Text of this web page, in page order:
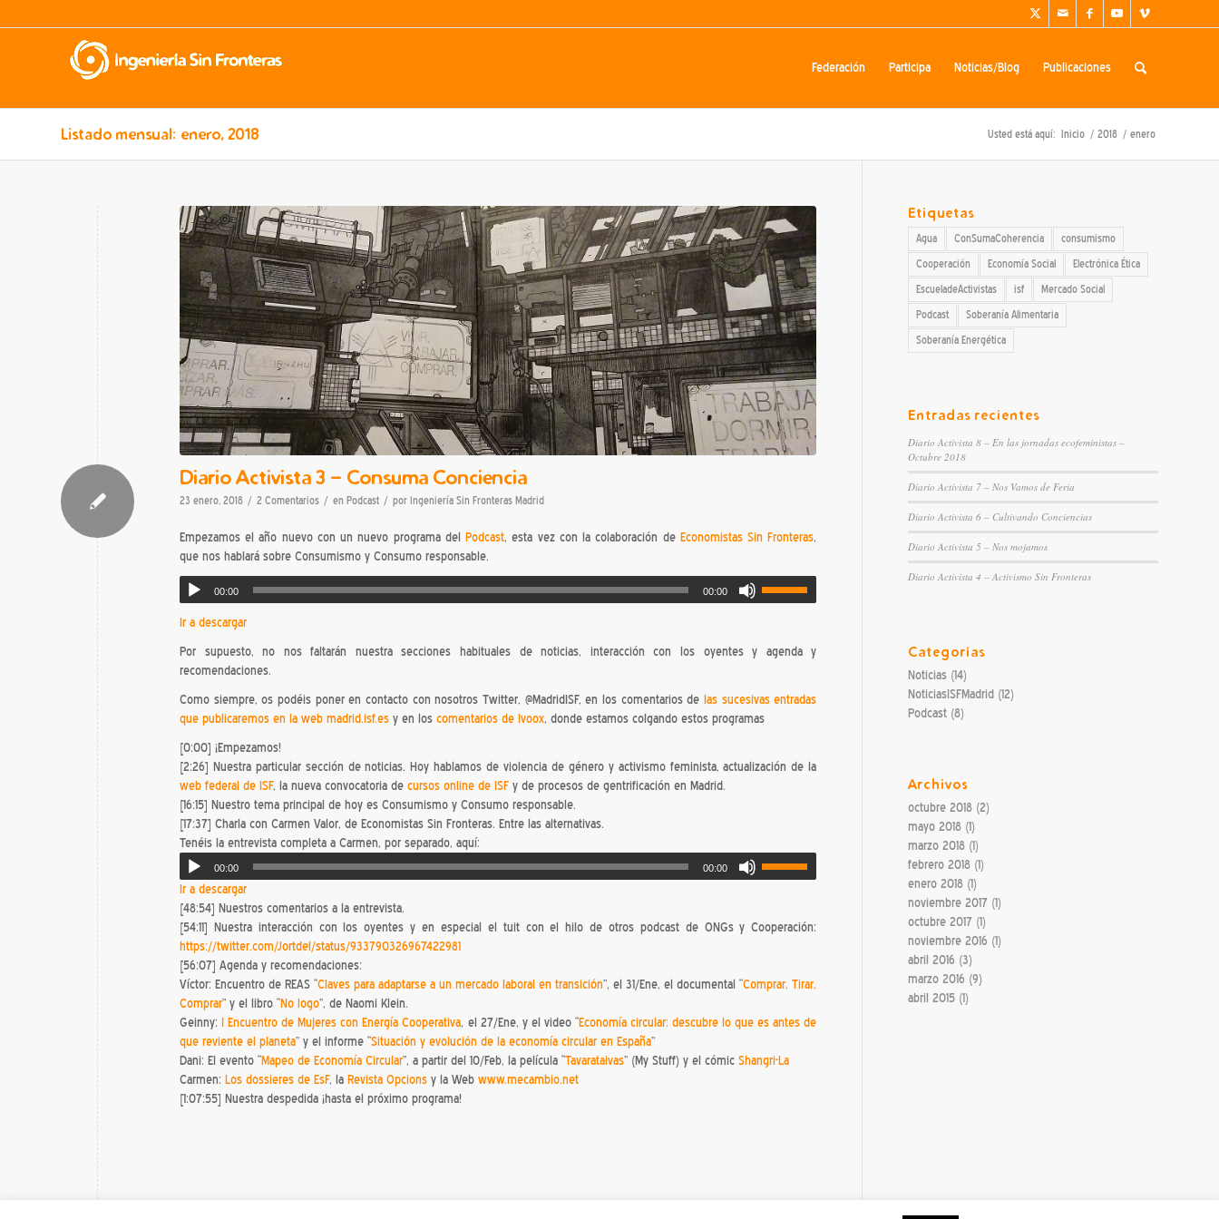
Federación Participa Noticias/Blog Publicaciones
Listado mensual: enero, 2018 Usted está aquí: Inicio / 2018 / enero
Diario Activista 3 – Consuma Conciencia
23 enero, 2018 / 2 Comentarios / en Podcast / por Ingeniería Sin Fronteras Madrid
Empezamos el año nuevo con un nuevo programa del Podcast, esta vez con la colaboración de Economistas Sin Fronteras,
que nos hablará sobre Consumismo y Consumo responsable.
00:00 00:00
Ir a descargar
Por supuesto, no nos faltarán nuestra secciones habituales de noticias, interacción con los oyentes y agenda y
recomendaciones.
Como siempre, os podéis poner en contacto con nosotros Twitter, @MadridISF, en los comentarios de las sucesivas entradas
que publicaremos en la web madrid.isf.es y en los comentarios de Ivoox, donde estamos colgando estos programas
[0:00] ¡Empezamos!
[2:26] Nuestra particular sección de noticias. Hoy hablamos de violencia de género y activismo feminista, actualización de la
web federal de ISF, la nueva convocatoria de cursos online de ISF y de procesos de gentrificación en Madrid.
[16:15] Nuestro tema principal de hoy es Consumismo y Consumo responsable.
[17:37] Charla con Carmen Valor, de Economistas Sin Fronteras. Entre las alternativas.
Tenéis la entrevista completa a Carmen, por separado, aquí:
00:00 00:00
Ir a descargar
[48:54] Nuestros comentarios a la entrevista.
[54:11] Nuestra interacción con los oyentes y en especial el tuit con el hilo de otros podcast de ONGs y Cooperación:
https://twitter.com/Jortdel/status/933790326967422981
[56:07] Agenda y recomendaciones:
Víctor: Encuentro de REAS “Claves para adaptarse a un mercado laboral en transición”, el 31/Ene, el documental “Comprar, Tirar,
Comprar” y el libro “No logo”, de Naomi Klein.
Geinny:
I Encuentro de Mujeres con Energía Cooperativa, el 27/Ene, y el video “Economía circular: descubre lo que es antes de
que reviente el planeta” y el informe “Situación y evolución de la economía circular en España”
Dani: El evento “Mapeo de Economía Circular”, a partir del 10/Feb, la película “Tavarataivas” (My Stuff) y el cómic Shangri-La
Carmen: Los dossieres de EsF, la Revista Opcions y la Web www.mecambio.net
[1:07:55] Nuestra despedida ¡hasta el próximo programa!
Etiquetas
Agua ConSumaCoherencia
consumismo
Cooperación
Economía Social
Electrónica Ética
EscueladeActivistas
isf
Mercado Social
Podcast
Soberanía Alimentaria
Soberanía Energética
Entradas recientes
Diario Activista 8 – En las jornadas ecofeministas –
Octubre 2018
Diario Activista 7 – Nos Vamos de Feria
Diario Activista 6 – Cultivando Conciencias
Diario Activista 5 – Nos mojamos
Diario Activista 4 – Activismo Sin Fronteras
Categorías
Noticias (14)
NoticiasISFMadrid (12)
Podcast (8)
Archivos
octubre 2018 (2)
mayo 2018 (1)
marzo 2018 (1)
febrero 2018 (1)
enero 2018 (1)
noviembre 2017 (1)
octubre 2017 (1)
noviembre 2016 (1)
abril 2016 (3)
marzo 2016 (9)
abril 2015 (1)